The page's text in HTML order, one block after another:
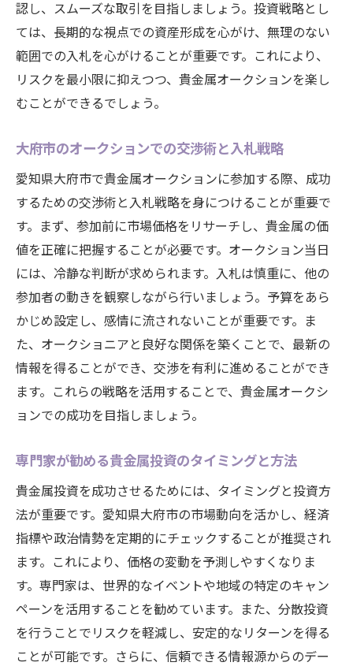
認し、スムーズな取引を目指しましょう。投資戦略とし
ては、長期的な視点での資産形成を心がけ、無理のない
範囲での入札を心がけることが重要です。これにより、
リスクを最小限に抑えつつ、貴金属オークションを楽し
むことができるでしょう。
大府市のオークションでの交渉術と入札戦略
愛知県大府市で貴金属オークションに参加する際、成功
するための交渉術と入札戦略を身につけることが重要で
す。まず、参加前に市場価格をリサーチし、貴金属の価
値を正確に把握することが必要です。オークション当日
には、冷静な判断が求められます。入札は慎重に、他の
参加者の動きを観察しながら行いましょう。予算をあら
かじめ設定し、感情に流されないことが重要です。ま
た、オークショニアと良好な関係を築くことで、最新の
情報を得ることができ、交渉を有利に進めることができ
ます。これらの戦略を活用することで、貴金属オークシ
ョンでの成功を目指しましょう。
専門家が勧める貴金属投資のタイミングと方法
貴金属投資を成功させるためには、タイミングと投資方
法が重要です。愛知県大府市の市場動向を活かし、経済
指標や政治情勢を定期的にチェックすることが推奨され
ます。これにより、価格の変動を予測しやすくなりま
す。専門家は、世界的なイベントや地域の特定のキャン
ペーンを活用することを勧めています。また、分散投資
を行うことでリスクを軽減し、安定的なリターンを得る
ことが可能です。さらに、信頼できる情報源からのデー